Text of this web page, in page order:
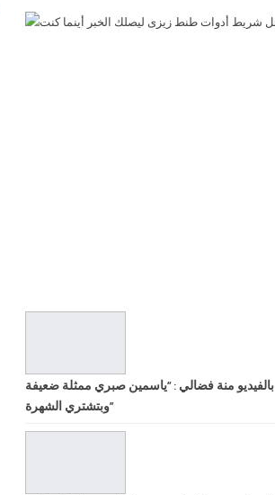
بالفيديو منة فضالي : “ياسمين صبري ممثلة ضعيفة
وبتشتري الشهرة”